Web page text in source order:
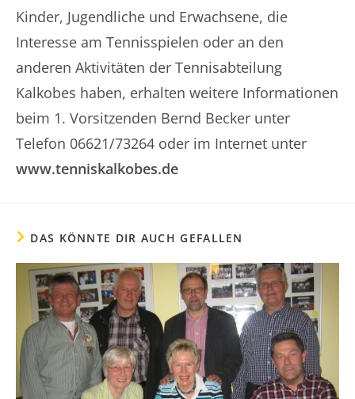
Kinder, Jugendliche und Erwachsene, die
Interesse am Tennisspielen oder an den
anderen Aktivitäten der Tennisabteilung
Kalkobes haben, erhalten weitere Informationen
beim 1. Vorsitzenden Bernd Becker unter
Telefon 06621/73264 oder im Internet unter
www.tenniskalkobes.de
DAS KÖNNTE DIR AUCH GEFALLEN